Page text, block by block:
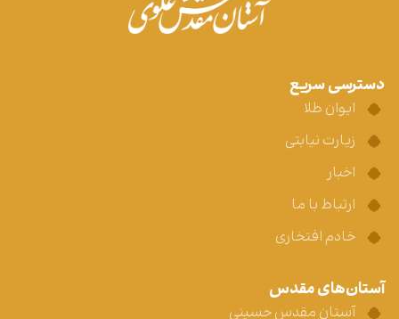
دسترسی سریع
ایوان طلا
زیارت نیابتی
اخبار
ارتباط با ما
خادم افتخاری
آستان‌های مقدس
آستان مقدس حسینی